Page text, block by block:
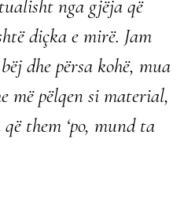
nga gjëja që
diçka e mirë. Jam
dhe përsa kohë, mua
më pëlqen si material,
them ‘po, mund ta